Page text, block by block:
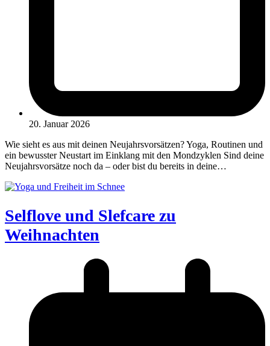
20. Januar 2026
Wie sieht es aus mit deinen Neujahrsvorsätzen? Yoga, Routinen und
ein bewusster Neustart im Einklang mit den Mondzyklen Sind deine
Neujahrsvorsätze noch da – oder bist du bereits in deine…
Selflove und Slefcare zu
Weihnachten